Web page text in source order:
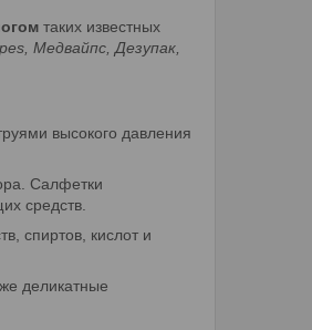
таких известных
Медвайпс, Дезупак,
высокого давления
Салфетки
средств.
спиртов, кислот и
деликатные